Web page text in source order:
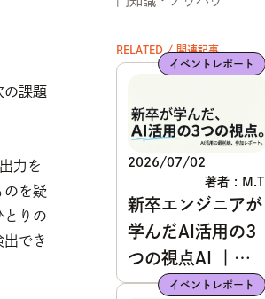
の課題
力を
のを疑
とりの
でき
RELATED / 関連記事
2026/07/02
著者 : M.T.
新卒エンジニアが
学んだAI活用の3
つの視点AI ｜
Engineering
イベントレポート
イベントレポート